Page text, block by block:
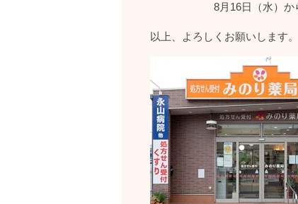
8月16日（水）から
以上、よろしくお願いします。